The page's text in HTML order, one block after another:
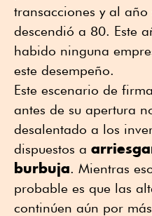
transacciones y al
descendió a 80. Este
habido ninguna
este desempeño.
Este escenario de
antes de su apertura
desalentado a los
dispuestos a
burbuja. Mientras
probable es que las
continúen aún por